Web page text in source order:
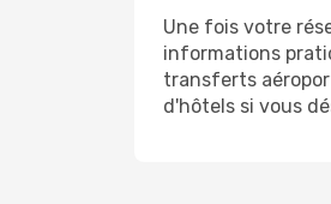
Une fois votre
informations
transferts
d'hôtels si vous